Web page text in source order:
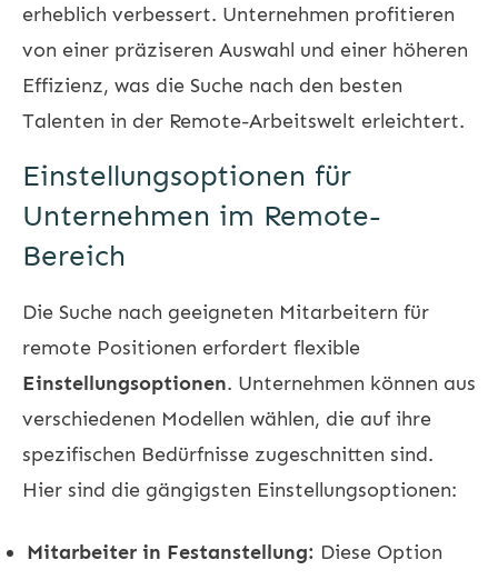
erheblich verbessert. Unternehmen profitieren
von einer präziseren Auswahl und einer höheren
Effizienz, was die Suche nach den besten
Talenten in der Remote-Arbeitswelt erleichtert.
Einstellungsoptionen für
Unternehmen im Remote-
Bereich
Die Suche nach geeigneten Mitarbeitern für
remote Positionen erfordert flexible
Einstellungsoptionen. Unternehmen können aus
verschiedenen Modellen wählen, die auf ihre
spezifischen Bedürfnisse zugeschnitten sind.
Hier sind die gängigsten Einstellungsoptionen:
Mitarbeiter in Festanstellung: Diese Option